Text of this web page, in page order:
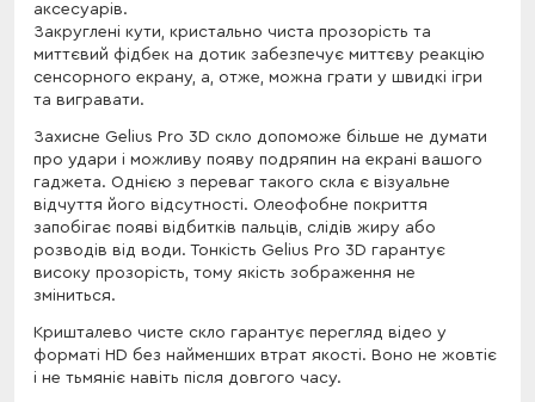
аксесуарів.
Закруглені кути, кристально чиста прозорість та
миттєвий фідбек на дотик забезпечує миттєву реакцію
сенсорного екрану, а, отже, можна грати у швидкі ігри
та вигравати.
Захисне Gelius Pro 3D скло допоможе більше не думати
про удари і можливу появу подряпин на екрані вашого
гаджета. Однією з переваг такого скла є візуальне
відчуття його відсутності. Олеофобне покриття
запобігає появі відбитків пальців, слідів жиру або
розводів від води. Тонкість Gelius Pro 3D гарантує
високу прозорість, тому якість зображення не
зміниться.
Кришталево чисте скло гарантує перегляд відео у
форматі HD без найменших втрат якості. Воно не жовтіє
і не тьмяніє навіть після довгого часу.